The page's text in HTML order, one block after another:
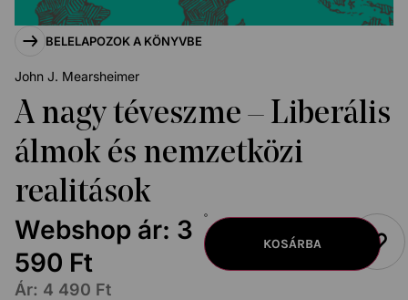
BELELAPOZOK A KÖNYVBE
John J. Mearsheimer
A nagy téveszme – Liberális
álmok és nemzetközi
realitások
Webshop ár: 3
590 Ft
Ár: 4 490 Ft
KOSÁRBA